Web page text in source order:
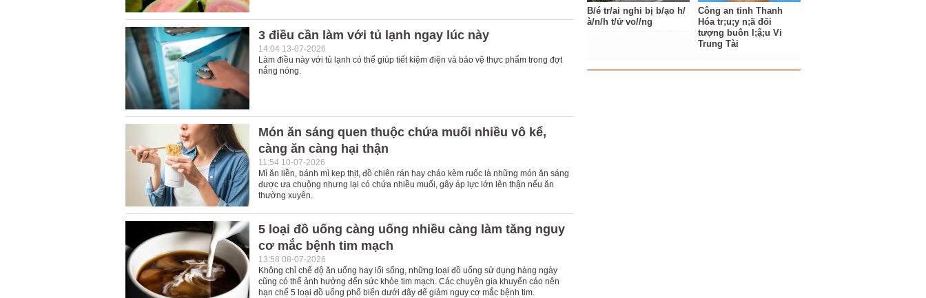
3 điều cần làm với tủ lạnh ngay lúc này
14:04 13-07-2026
Làm điều này với tủ lạnh có thể giúp tiết kiệm điện và bảo vệ thực phẩm trong đợt
nắng nóng.
Món ăn sáng quen thuộc chứa muối nhiều vô kể,
càng ăn càng hại thận
11:54 10-07-2026
Mì ăn liền, bánh mì kẹp thịt, đồ chiên rán hay cháo kèm ruốc là những món ăn sáng
được ưa chuộng nhưng lại có chứa nhiều muối, gây áp lực lớn lên thận nếu ăn
thường xuyên.
5 loại đồ uống càng uống nhiều càng làm tăng nguy
cơ mắc bệnh tim mạch
13:58 08-07-2026
Không chỉ chế độ ăn uống hay lối sống, những loại đồ uống sử dụng hàng ngày
cũng có thể ảnh hưởng đến sức khỏe tim mạch. Các chuyên gia khuyến cáo nên
hạn chế 5 loại đồ uống phổ biến dưới đây để giảm nguy cơ mắc bệnh tim.
B/é tr/ai nghi bị b/ạo h/
à/n/h t/ử vo//ng
Công an tỉnh Thanh
Hóa tr;u;y n;ã đối
tượng buôn l;ậ;u Vi
Trung Tài